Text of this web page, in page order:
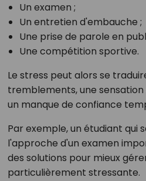
Un examen ;
Un entretien d'embauche ;
Une prise de parole en
Une compétition sportive.
Le stress peut alors se
tremblements, une sensation
un manque de confiance
Par exemple, un étudiant qui
l'approche d'un examen
des solutions pour mieux
particulièrement stressante.